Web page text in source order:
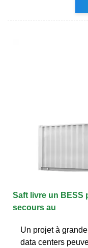
Saft livre un BESS
secours au
Un projet à
data centers